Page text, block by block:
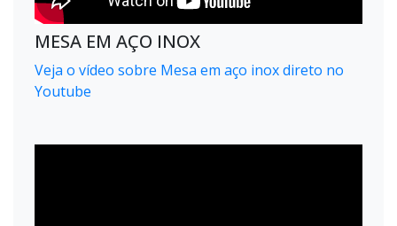
MESA EM AÇO INOX
Veja o vídeo sobre Mesa em aço inox direto no
Youtube